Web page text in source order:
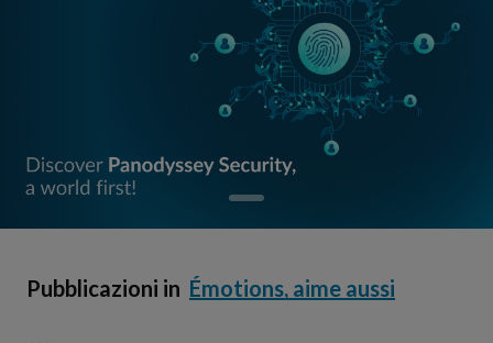
Pubblicazioni in Émotions, aime aussi